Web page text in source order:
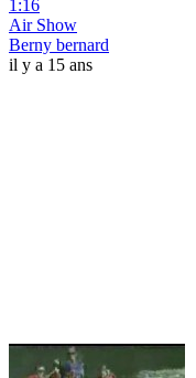
1:16
Air Show
Berny bernard
il y a 15 ans